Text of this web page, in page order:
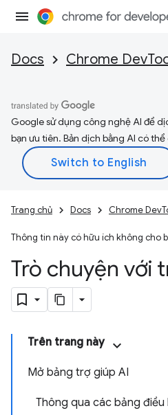
Docs Chrome
Google sử dụng công nghệ AI để
bạn ưu tiên. Bản dịch bằng AI có thể
Trang chủ Docs Chrome
Thông tin này có hữu ích không cho
Trò chuyện với
Trên trang này
Mở bảng trợ giúp AI
Thông qua các bảng điều